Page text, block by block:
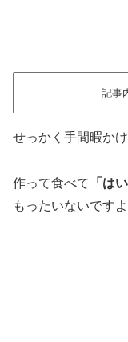
記事
せっかく手間暇か
作って食べて 「は
もったいないですよ